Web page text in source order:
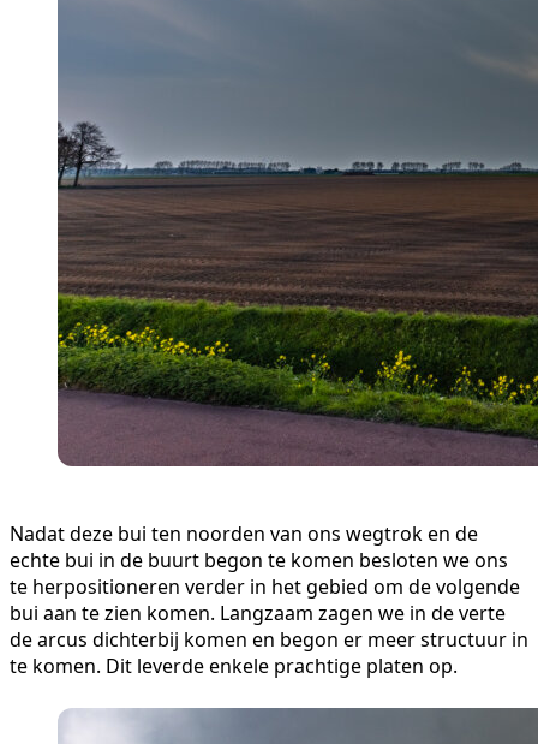
Nadat deze bui ten noorden van ons wegtrok en de
echte bui in de buurt begon te komen besloten we ons
te herpositioneren verder in het gebied om de volgende
bui aan te zien komen. Langzaam zagen we in de verte
de arcus dichterbij komen en begon er meer structuur in
te komen. Dit leverde enkele prachtige platen op.